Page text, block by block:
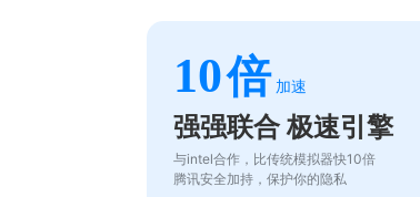
10倍 加速
强强联合 极速引擎
与intel合作，比传统模拟器快10倍
腾讯安全加持，保护你的隐私